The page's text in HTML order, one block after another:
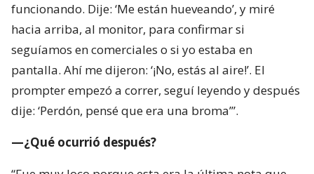
funcionando. Dije: ‘Me están hueveando’, y miré
hacia arriba, al monitor, para confirmar si
seguíamos en comerciales o si yo estaba en
pantalla. Ahí me dijeron: ‘¡No, estás al aire!’. El
prompter empezó a correr, seguí leyendo y después
dije: ‘Perdón, pensé que era una broma’”.
—¿Qué ocurrió después?